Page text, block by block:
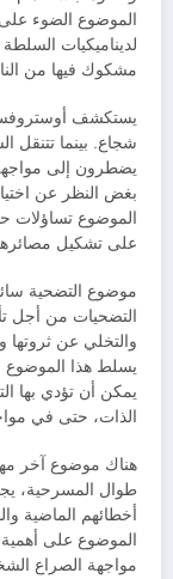
الموضوع الضوء
لديناميكيات
مشكوك فيها من
يستكشف
شجاع. بينما تتنقل
يضطرون إلى
بغض النظر عن
الموضوع تساؤلات
على تشكيل
موضوع التضحية
التضحيات من أجل
والتخلي عن ثروتها
يسلط هذا الموضوع
يمكن أن تؤدي بها
الذات، حتى في
هناك موضوع آخر
طوال المسرحية،
أخطائهم الماضية
الموضوع على أهمية
مواجهة الصراع